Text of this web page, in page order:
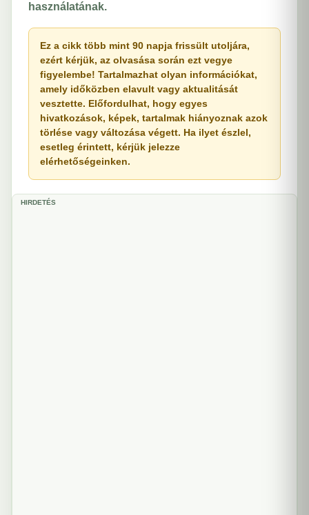
használatának.
Ez a cikk több mint 90 napja frissült utoljára,
ezért kérjük, az olvasása során ezt vegye
figyelembe! Tartalmazhat olyan információkat,
amely időközben elavult vagy aktualitását
vesztette. Előfordulhat, hogy egyes
hivatkozások, képek, tartalmak hiányoznak azok
törlése vagy változása végett. Ha ilyet észlel,
esetleg érintett, kérjük jelezze
elérhetőségeinken.
HIRDETÉS